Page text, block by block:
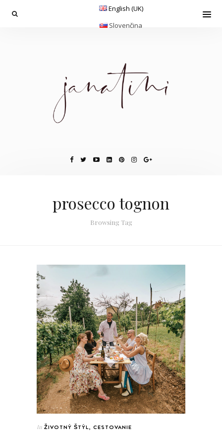
English (UK)
Slovenčina
prosecco tognon
Browsing Tag
In ŽIVOTNÝ ŠTÝL, CESTOVANIE